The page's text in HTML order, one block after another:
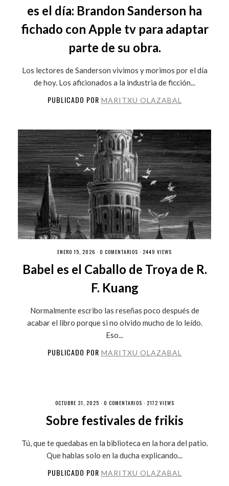
es el día: Brandon Sanderson ha
fichado con Apple tv para adaptar
parte de su obra.
Los lectores de Sanderson vivimos y morimos por el día
de hoy. Los aficionados a la industria de ficción...
PUBLICADO POR MARITXU OLAZABAL
ENERO 15, 2026 · 0 COMENTARIOS · 2449 VIEWS
Babel es el Caballo de Troya de R.
F. Kuang
Normalmente escribo las reseñas poco después de
acabar el libro porque si no olvido mucho de lo leído.
Eso...
PUBLICADO POR MARITXU OLAZABAL
OCTUBRE 31, 2025 · 0 COMENTARIOS · 2172 VIEWS
Sobre festivales de frikis
Tú, que te quedabas en la biblioteca en la hora del patio.
Que hablas solo en la ducha explicando...
PUBLICADO POR MARITXU OLAZABAL